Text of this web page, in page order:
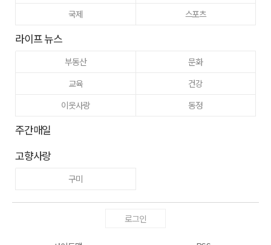
국제
스포츠
라이프 뉴스
부동산
문화
교육
건강
이웃사랑
동정
주간매일
고향사랑
구미
로그인